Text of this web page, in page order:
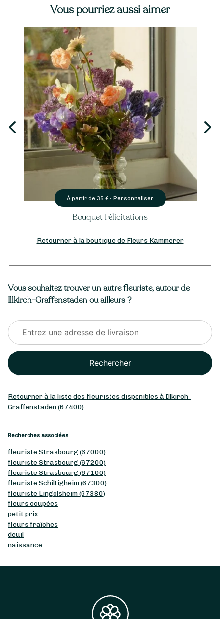
Vous pourriez aussi aimer
À partir de 35 € - Personnaliser
Bouquet Félicitations
Retourner à la boutique de Fleurs Kammerer
Vous souhaitez trouver un autre fleuriste, autour de
Illkirch-Graffenstaden ou ailleurs ?
Rechercher
Retourner à la liste des fleuristes disponibles à Illkirch-
Graffenstaden (67400)
Recherches associées
fleuriste Strasbourg (67000)
fleuriste Strasbourg (67200)
fleuriste Strasbourg (67100)
fleuriste Schiltigheim (67300)
fleuriste Lingolsheim (67380)
fleurs coupées
petit prix
fleurs fraîches
deuil
naissance